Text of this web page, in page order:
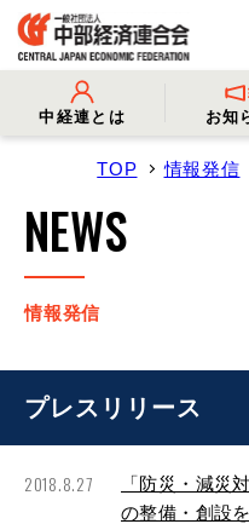
中経連とは
- 中経連とは - 会
- 役員名簿
- 会員一覧
お知
- 情報発信
- 会長コメント
- イベント・セミナー
TOP 情報発信
NEWS
情報発信
プレスリリース
2018.8.27
「防災・減災
の整備・創設